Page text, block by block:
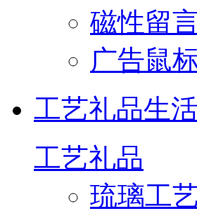
磁性留
广告鼠
工艺礼品生
工艺礼品
琉璃工